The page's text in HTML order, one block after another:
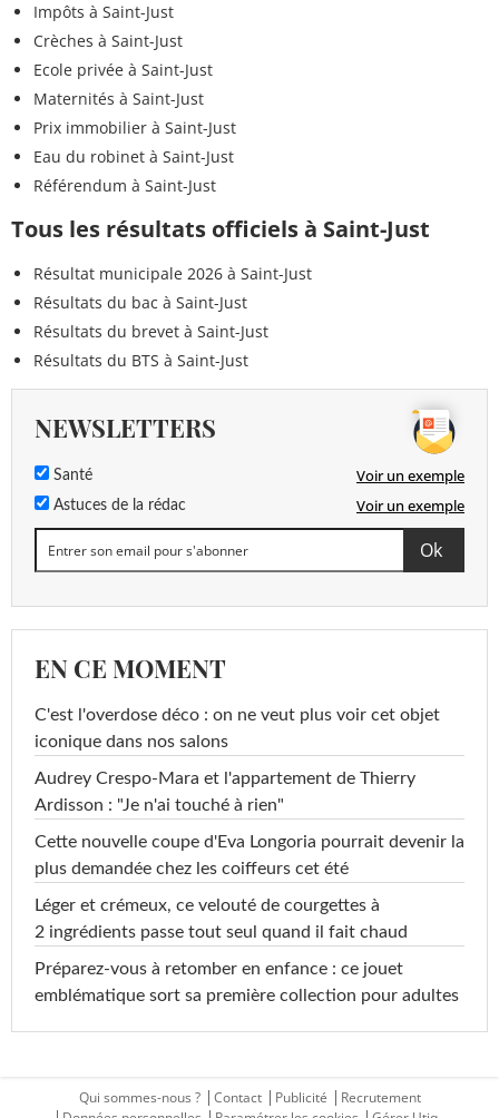
Impôts à Saint-Just
Crèches à Saint-Just
Ecole privée à Saint-Just
Maternités à Saint-Just
Prix immobilier à Saint-Just
Eau du robinet à Saint-Just
Référendum à Saint-Just
Tous les résultats officiels à Saint-Just
Résultat municipale 2026 à Saint-Just
Résultats du bac à Saint-Just
Résultats du brevet à Saint-Just
Résultats du BTS à Saint-Just
NEWSLETTERS
Santé Voir un exemple
Astuces de la rédac Voir un exemple
EN CE MOMENT
C'est l'overdose déco : on ne veut plus voir cet objet
iconique dans nos salons
Audrey Crespo-Mara et l'appartement de Thierry
Ardisson : "Je n'ai touché à rien"
Cette nouvelle coupe d'Eva Longoria pourrait devenir la
plus demandée chez les coiffeurs cet été
Léger et crémeux, ce velouté de courgettes à
2 ingrédients passe tout seul quand il fait chaud
Préparez-vous à retomber en enfance : ce jouet
emblématique sort sa première collection pour adultes
Qui sommes-nous ? Contact Publicité
Recrutement